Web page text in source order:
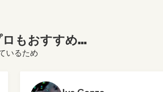
もおすすめ...
いるため